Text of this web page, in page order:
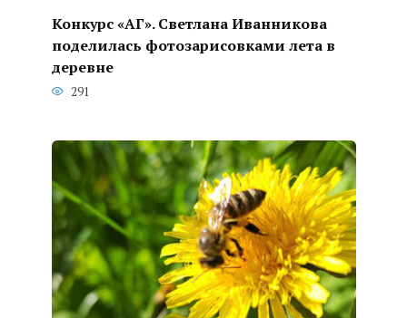
Конкурс «АГ». Светлана Иванникова
поделилась фотозарисовками лета в
деревне
291